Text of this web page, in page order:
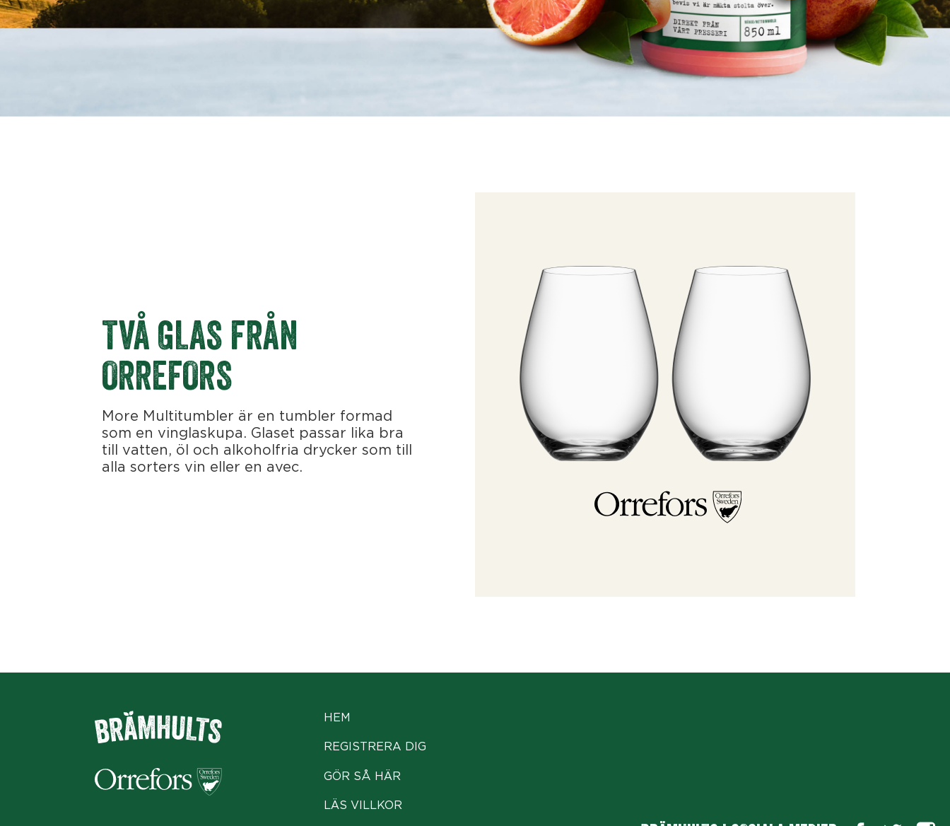
TVÅ GLAS FRÅN
ORREFORS
More Multitumbler är en tumbler formad
som en vinglaskupa. Glaset passar lika bra
till vatten, öl och alkoholfria drycker som till
alla sorters vin eller en avec.
HEM
REGISTRERA DIG
GÖR SÅ HÄR
LÄS VILLKOR